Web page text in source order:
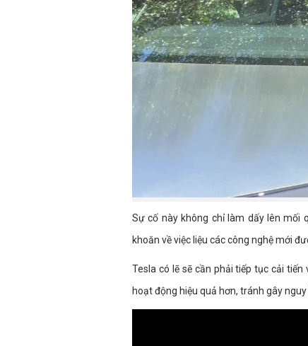
Sự cố này không chỉ làm dấy lên mối
khoăn về việc liệu các công nghệ mới
Tesla có lẽ sẽ cần phải tiếp tục cải
hoạt động hiệu quả hơn, tránh gây